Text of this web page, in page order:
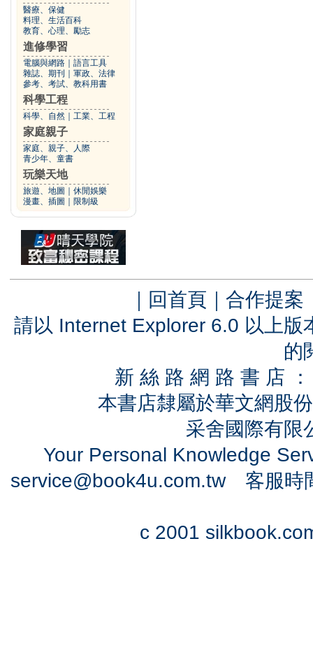
醫療、保健
料理、生活百科
教育、心理、勵志
進修學習
電腦與網路
語言工具
雜誌、期刊
軍政、法律
參考、考試、教科用書
科學工程
科學、自然 工業、工程
家庭親子
家庭、親子、人際
青少年、童書
玩樂天地
旅遊、地圖
休閒娛樂
漫畫、插圖
限制級
｜ 回首頁 ｜ 合作提案
請以 Internet Explorer 6.0 以上
的
新 絲 路 網 路 書 店
本書店隸屬於華文網股
采舍國際有
Your Personal Knowledge
service@book4u.com.tw客服時
c 2001